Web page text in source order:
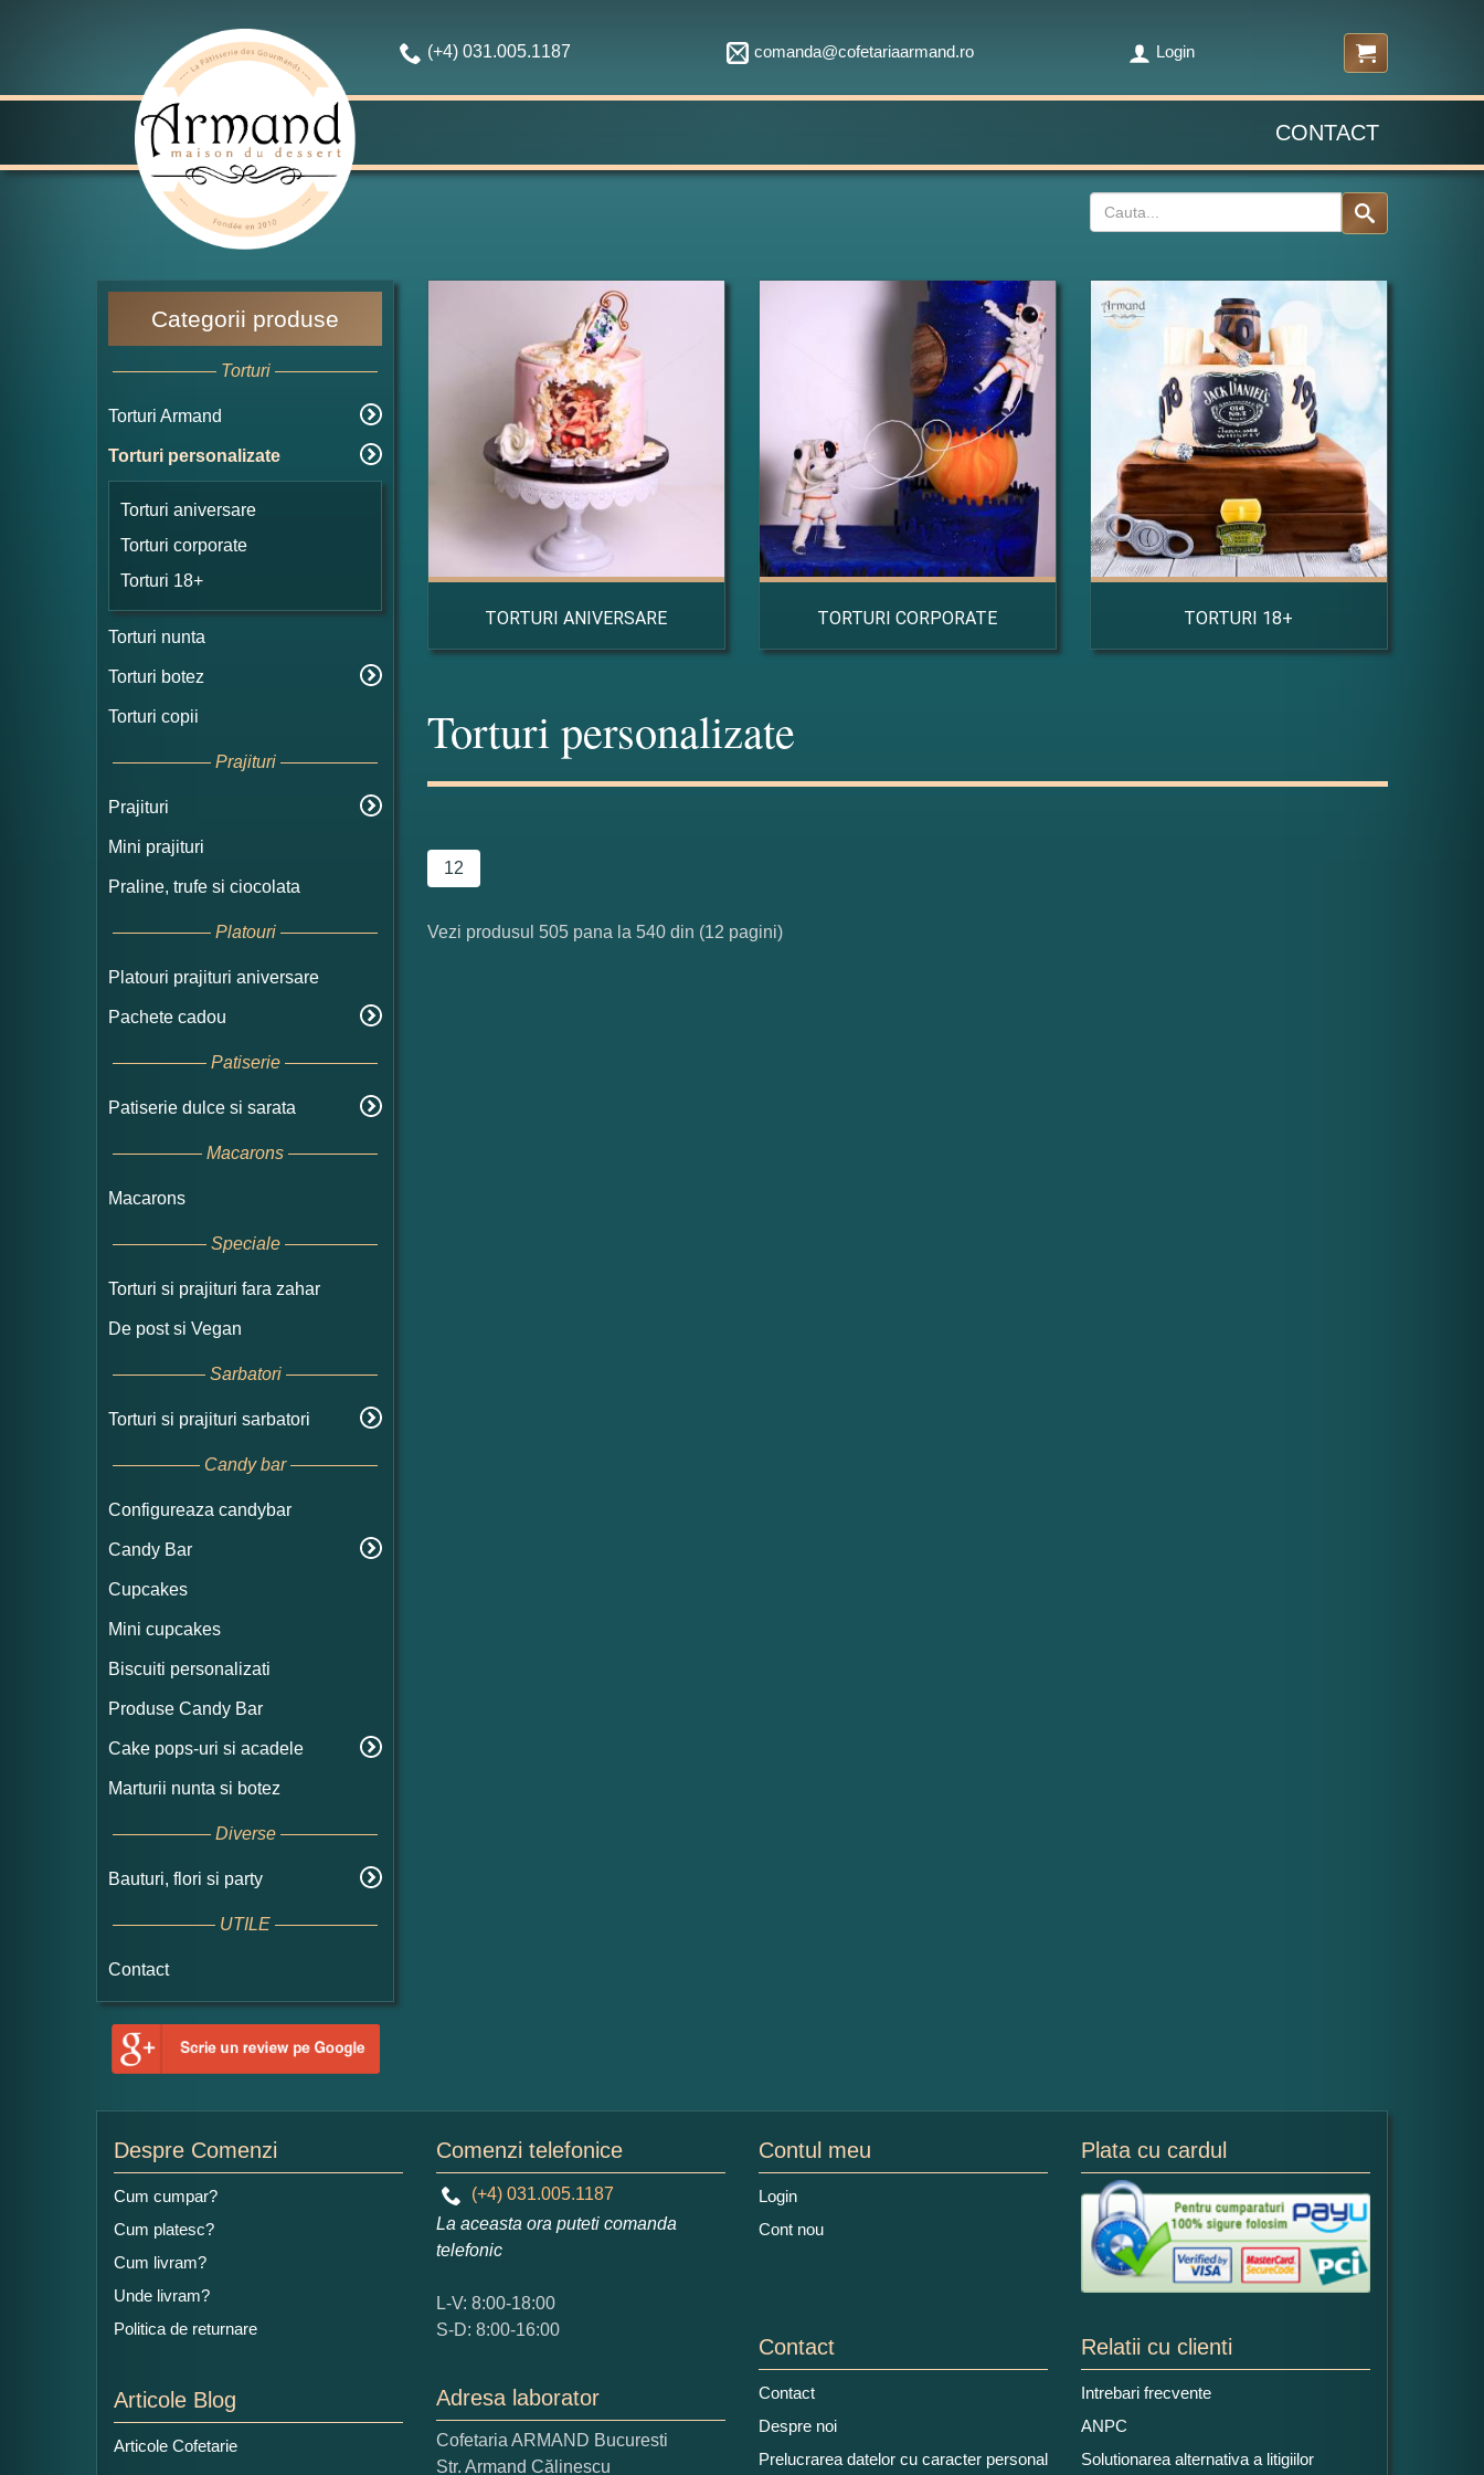
(+4) 031.005.1187 comanda@cofetariaarmand.ro Login
CONTACT
Categorii produse
Torturi
Torturi Armand
Torturi personalizate
Torturi aniversare
Torturi corporate
Torturi 18+
Torturi nunta
Torturi botez
Torturi copii
Prajituri
Prajituri
Mini prajituri
Praline, trufe si ciocolata
Platouri
Platouri prajituri aniversare
Pachete cadou
Patiserie
Patiserie dulce si sarata
Macarons
Macarons
Speciale
Torturi si prajituri fara zahar
De post si Vegan
Sarbatori
Torturi si prajituri sarbatori
Candy bar
Configureaza candybar
Candy Bar
Cupcakes
Mini cupcakes
Biscuiti personalizati
Produse Candy Bar
Cake pops-uri si acadele
Marturii nunta si botez
Diverse
Bauturi, flori si party
UTILE
Contact
TORTURI ANIVERSARE TORTURI CORPORATE TORTURI 18+
Torturi personalizate
12
Vezi produsul 505 pana la 540 din (12 pagini)
Despre Comenzi
Cum cumpar?
Cum platesc?
Cum livram?
Unde livram?
Politica de returnare
Articole Blog
Articole Cofetarie
Comenzi telefonice
(+4) 031.005.1187
La aceasta ora puteti comanda
telefonic
L-V: 8:00-18:00
S-D: 8:00-16:00
Adresa laborator
Cofetaria ARMAND Bucuresti
Str. Armand Călinescu
Contul meu
Login
Cont nou
Plata cu cardul
Contact
Contact
Despre noi
Prelucrarea datelor cu caracter personal
Relatii cu clienti
Intrebari frecvente
ANPC
Solutionarea alternativa a litigiilor